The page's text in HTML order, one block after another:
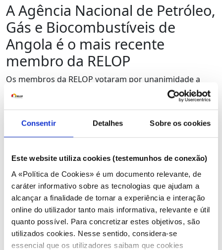
Consentir Detalhes Sobre os cookies
Este website utiliza cookies (testemunhos de conexão)
A «Política de Cookies» é um documento relevante, de
caráter informativo sobre as tecnologias que ajudam a
alcançar a finalidade de tornar a experiência e interação
online do utilizador tanto mais informativa, relevante e útil
quanto possível. Para concretizar estes objetivos, são
utilizados cookies. Nesse sentido, considera-se
essencial que os utilizadores saibam que cookies
A Agência Nacional de Petróleo,
Gás e Biocombustíveis de
Angola é o mais recente
membro da RELOP
Os membros da RELOP votaram por unanimidade a
adesão da Associação Nacional de Petróleo, Gás e
Biocombustíveis de Angola (ANPG), que integra assim o
A ANPG regula a atividade de exploração do petróleo e
tem por finalidade regular, fiscalizar e promover a
execução das atividades petrolíferas, nomeadamente
as operações e a contratação, no domínio dos
petróleos, gás e biocombustíveis.
Com a adesão da ANPG, a RELOP acredita que o
trabalho que se propõe a desenvolver seja ainda
melhor e tenha uma maior projeção.